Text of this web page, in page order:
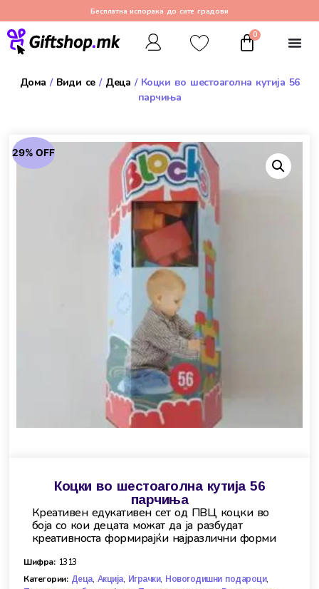
Бесплатна испорака до сите градови
0
Дома / Види се/ Деца / Коцки во шестоаголна кутија 56
парчиња
29% OFF
Коцки во шестоаголна кутија 56
парчиња
Креативен едукативен сет од ПВЦ коцки во
боја со кои децата можат да ја разбудат
креативноста формирајќи најразлични форми
Шифра: 1313
Категории: Деца, Акција, Играчки, Новогодишни подароци,